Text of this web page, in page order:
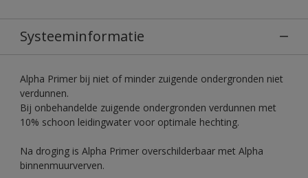
Systeeminformatie
Alpha Primer bij niet of minder zuigende ondergronden niet
verdunnen.
Bij onbehandelde zuigende ondergronden verdunnen met
10% schoon leidingwater voor optimale hechting.
Na droging is Alpha Primer overschilderbaar met Alpha
binnenmuurverven.